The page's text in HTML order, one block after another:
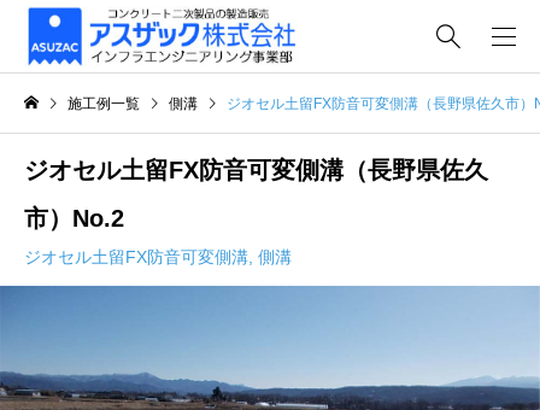
施工例一覧 側溝 ジオセル土留FX防音可変側溝（長野県佐久市）
ジオセル土留FX防音可変側溝（長野県佐久
市）No.2
ジオセル土留FX防音可変側溝 側溝